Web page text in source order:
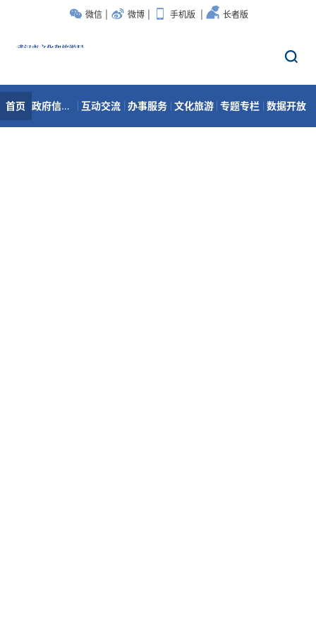
微信 微博 手机版 长者版
首页 政府信息公开 互动交流 办事服务 文化旅游 专题专栏 数据开放